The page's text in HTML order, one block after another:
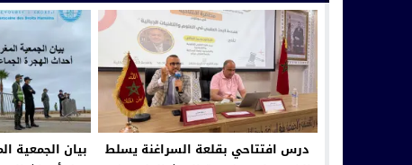
درس افتتاحي بقلعة السراغنة يسلط
بيان الجمعية